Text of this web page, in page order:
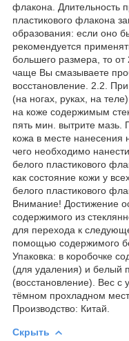
флакона. Длительность
пластикового флакона
образования: если оно
рекомендуется
большего размера, то
чаще Вы смазываете
восстановление. 2.2.
(на ногах, руках, на
на коже содержимым
пять мин. вытрите мазь.
кожа в месте нанесения
чего необходимо
белого пластикового
как состояние кожи у
белого пластикового
Внимание! Достижение
содержимого из
для перехода к
помощью содержимого
Упаковка: в коробочке
(для удаления) и белый
(восстановление). Вес с
тёмном прохладном
Производство: Китай.
Скрыть